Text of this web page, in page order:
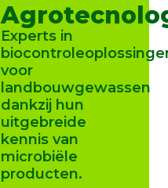
Experts in
voor
landbouwgewassen
dankzij hun
uitgebreide
kennis van
microbiële
producten.